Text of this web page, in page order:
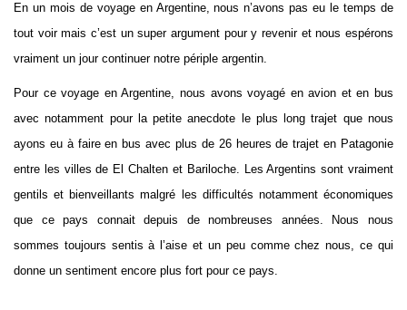
En un mois de voyage en Argentine, nous n’avons pas eu le temps de
tout voir mais c’est un super argument pour y revenir et nous espérons
vraiment un jour continuer notre périple argentin.
Pour ce voyage en Argentine, nous avons voyagé en avion et en bus
avec notamment pour la petite anecdote le plus long trajet que nous
ayons eu à faire en bus avec plus de 26 heures de trajet en Patagonie
entre les villes de El Chalten et Bariloche. Les Argentins sont vraiment
gentils et bienveillants malgré les difficultés notamment économiques
que ce pays connait depuis de nombreuses années. Nous nous
sommes toujours sentis à l’aise et un peu comme chez nous, ce qui
donne un sentiment encore plus fort pour ce pays.